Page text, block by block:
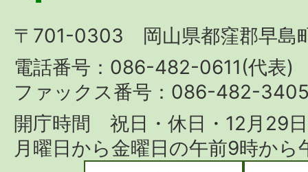
Hayashima
Town
〒701-0303 岡山県都窪郡早島
電話番号：086-482-0611(代表)
ファックス番号：086-482-
開庁時間 祝日・休日・12月29
月曜日から金曜日の午前9時か